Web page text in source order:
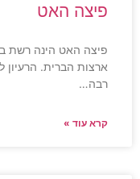
פיצה האט
ארצות הברית.
רבה…
קרא עוד »